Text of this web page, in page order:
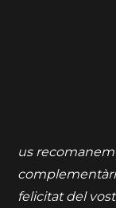
us
felicitat del